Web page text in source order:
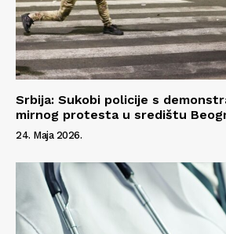
Info
O nama
Kontakt
Srbija: Sukobi policije s
mirnog protesta u središtu
24. Maja 2026.